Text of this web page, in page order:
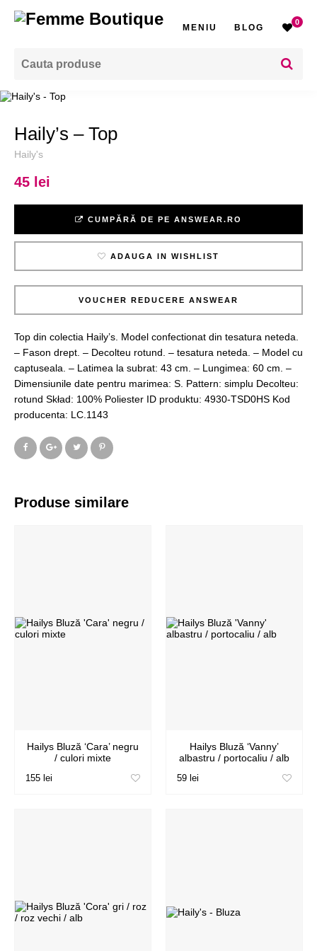
MENIU BLOG
0
Haily’s – Top
Haily's
45 lei
CUMPĂRĂ DE PE ANSWEAR.RO
ADAUGA IN WISHLIST
VOUCHER REDUCERE ANSWEAR
Top din colectia Haily’s. Model confectionat din tesatura neteda.
– Fason drept. – Decolteu rotund. – tesatura neteda. – Model cu
captuseala. – Latimea la subrat: 43 cm. – Lungimea: 60 cm. –
Dimensiunile date pentru marimea: S. Pattern: simplu Decolteu:
rotund Skład: 100% Poliester ID produktu: 4930-TSD0HS Kod
producenta: LC.1143
Produse similare
Hailys Bluză ‘Cara’ negru
/ culori mixte
155 lei
Hailys Bluză ‘Vanny’
albastru / portocaliu / alb
59 lei